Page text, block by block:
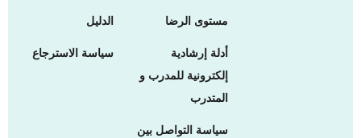
مستوى الرضا
أدلة إرشادية
إلكترونية للمدرب و
المتدرب
سياسة التواصل بين
الدليل
سياسة الاسترجاع